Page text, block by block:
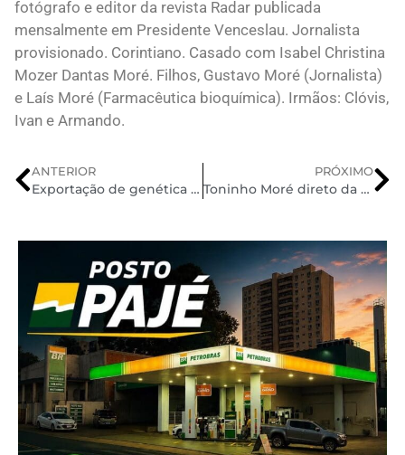
fotógrafo e editor da revista Radar publicada
mensalmente em Presidente Venceslau. Jornalista
provisionado. Corintiano. Casado com Isabel Christina
Mozer Dantas Moré. Filhos, Gustavo Moré (Jornalista)
e Laís Moré (Farmacêutica bioquímica). Irmãos: Clóvis,
Ivan e Armando.
ANTERIOR
Exportação de genética avícola cresce 2,8% em volume em 2024; receita cai 0,8%
PRÓXIMO
Toninho Moré direto da redação